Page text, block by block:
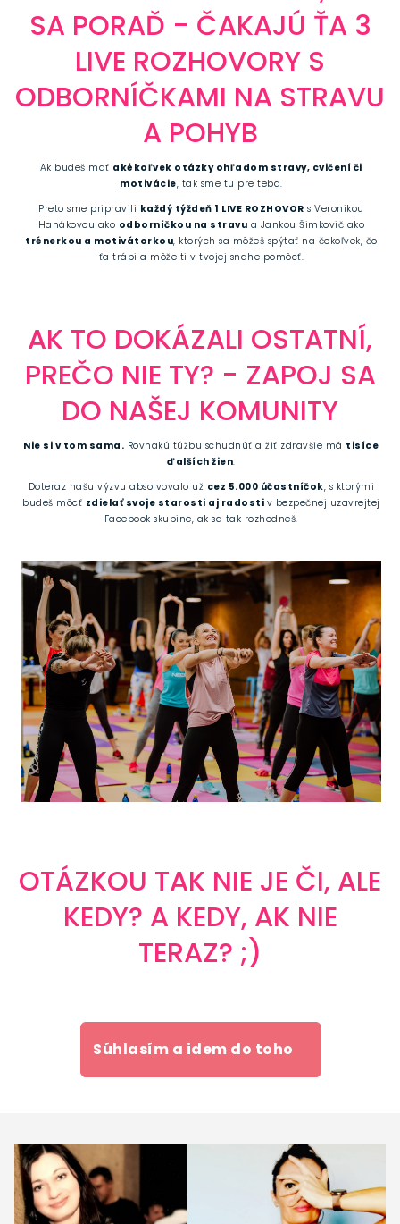
SA PORAĎ - ČAKAJÚ ŤA 3
LIVE ROZHOVORY S
ODBORNÍČKAMI NA STRAVU
A POHYB
Ak budeš mať akékoľvek otázky ohľadom stravy, cvičení či
motivácie, tak sme tu pre teba.
Preto sme pripravili každý týždeň 1 LIVE ROZHOVOR s Veronikou
Hanákovou ako odborníčkou na stravu a Jankou Šimkovič ako
trénerkou a motivátorkou, ktorých sa môžeš spýtať na čokoľvek, čo
ťa trápi a môže ti v tvojej snahe pomôcť.
AK TO DOKÁZALI OSTATNÍ,
PREČO NIE TY? - ZAPOJ SA
DO NAŠEJ KOMUNITY
Nie si v tom sama. Rovnakú túžbu schudnúť a žiť zdravšie má tisíce
ďalších žien.
Doteraz našu výzvu absolvovalo už cez 5.000 účastníčok, s ktorými
budeš môcť zdielať svoje starosti aj radosti v bezpečnej uzavrejtej
Facebook skupine, ak sa tak rozhodneš.
OTÁZKOU TAK NIE JE ČI, ALE
KEDY? A KEDY, AK NIE
TERAZ? ;)
Súhlasím a idem do toho